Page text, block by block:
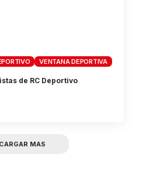
VENTANA DEPORTIVA
de RC Deportivo
CARGAR MAS